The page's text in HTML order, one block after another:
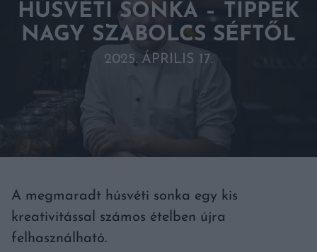
HÚSVÉTI SONKA – TIPPEK
NAGY SZABOLCS SÉFTŐL
2025. ÁPRILIS 17.
A megmaradt húsvéti sonka egy kis
kreativitással számos ételben újra
felhasználható.